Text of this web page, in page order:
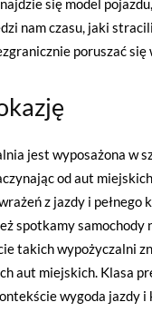
się model
nam czasu, jaki
poruszać
jest wyposażona w
od aut
z jazdy i pełnego
spotkamy samochody
takich wypożyczalni
aut miejskich. Klasa
wygoda jazdy